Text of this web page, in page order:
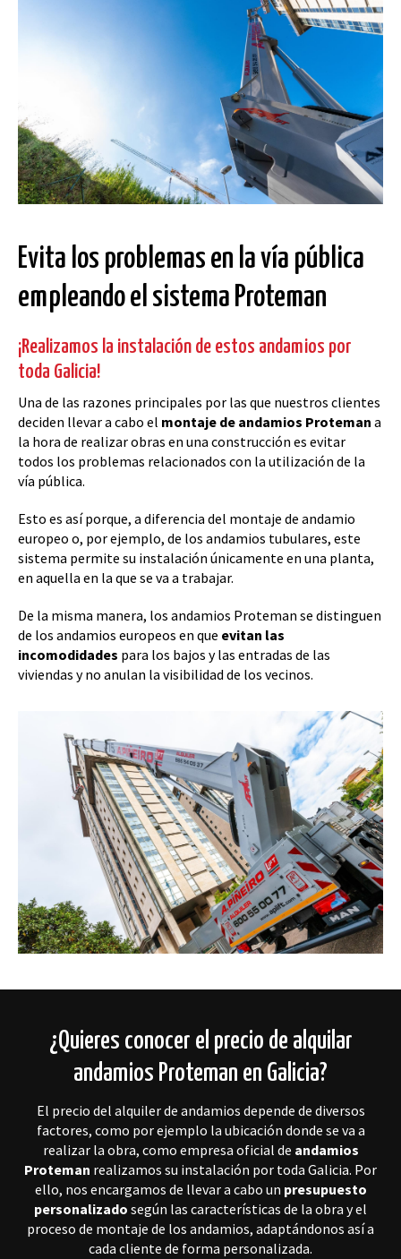
El andamiaje Proteman es un sistematotalmente
según la normativa vigente y cumple con
todos los requisitos en materia de seguridad y salud en
obras de construcción, rehabilitación, reformas...
Evita los problemas en la vía pública
empleando el sistema Proteman
¡Realizamos la instalación de estos andamios por
toda Galicia!
Una de las razones principales por las que nuestros clientes
deciden llevar a cabo el montaje de andamios Proteman a
la hora de realizar obras en una construcción es evitar
todos los problemas relacionados con la utilización de la
vía pública.
Esto es así porque, a diferencia del montaje de andamio
europeo o, por ejemplo, de los andamios tubulares, este
sistema permite su instalación únicamente en una planta,
en aquella en la que se va a trabajar.
De la misma manera, los andamios Proteman se distinguen
de los andamios europeos en que evitan las
incomodidades para los bajos y las entradas de las
viviendas y no anulan la visibilidad de los vecinos.
¿Quieres conocer el precio de alquilar
andamios Proteman en Galicia?
El precio del alquiler de andamios depende de diversos
factores, como por ejemplo la ubicación donde se va a
realizar la obra, como empresa oficial de andamios
Proteman realizamos su instalación por toda Galicia. Por
ello, nos encargamos de llevar a cabo un presupuesto
personalizado según las características de la obra y el
proceso de montaje de los andamios, adaptándonos así a
cada cliente de forma personalizada.